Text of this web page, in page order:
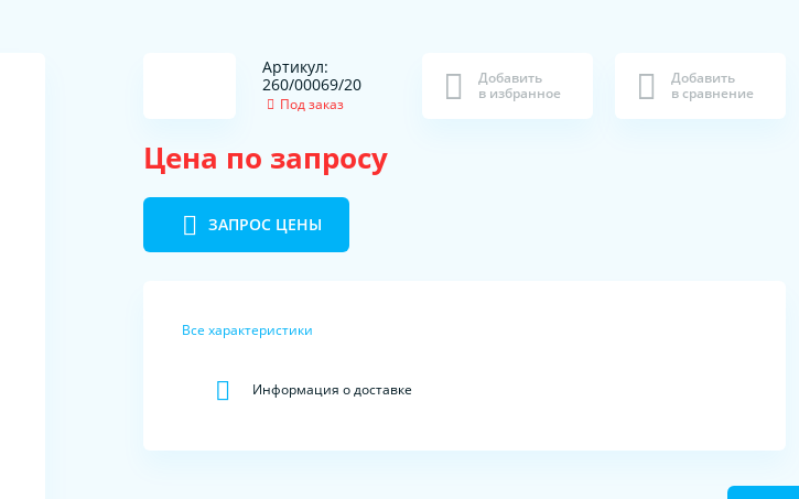
Артикул:
260/00069/20
Под заказ
Добавить
в избранное
Добавить
в сравнение
Цена по запросу
ЗАПРОС ЦЕНЫ
Все характеристики
Информация о доставке